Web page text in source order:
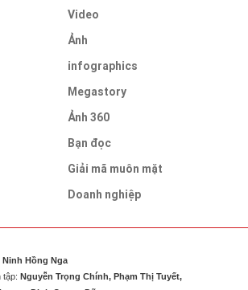
Video
Ảnh
infographics
Megastory
Ảnh 360
Bạn đọc
Giải mã muôn mặt
Doanh nghiệp
Ninh Hồng Nga
tập: Nguyễn Trọng Chính, Phạm Thị Tuyết,